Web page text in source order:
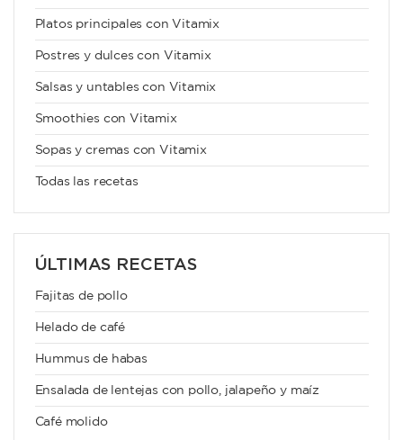
Platos principales con Vitamix
Postres y dulces con Vitamix
Salsas y untables con Vitamix
Smoothies con Vitamix
Sopas y cremas con Vitamix
Todas las recetas
ÚLTIMAS RECETAS
Fajitas de pollo
Helado de café
Hummus de habas
Ensalada de lentejas con pollo, jalapeño y maíz
Café molido